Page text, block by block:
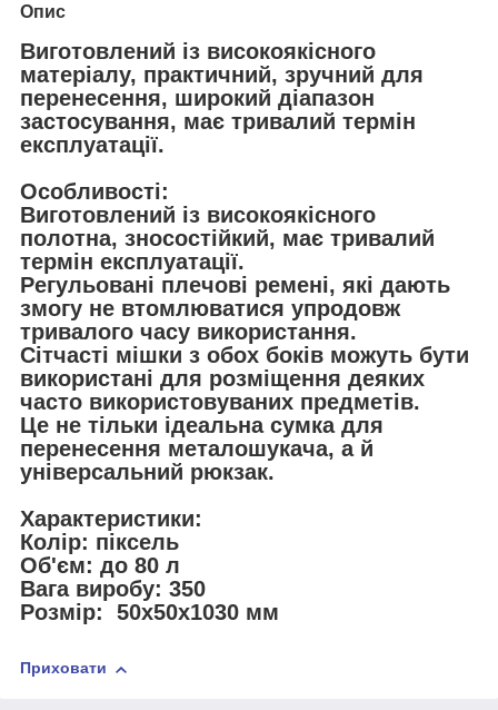
Опис
Виготовлений із високоякісного
матеріалу, практичний, зручний для
перенесення, широкий діапазон
застосування, має тривалий термін
експлуатації.
Особливості:
Виготовлений із високоякісного
полотна, зносостійкий, має тривалий
термін експлуатації.
Регульовані плечові ремені, які дають
змогу не втомлюватися упродовж
тривалого часу використання.
Сітчасті мішки з обох боків можуть бути
використані для розміщення деяких
часто використовуваних предметів.
Це не тільки ідеальна сумка для
перенесення металошукача, а й
універсальний рюкзак.
Характеристики:
Колір: піксель
Об'єм: до 80 л
Вага виробу: 350
Розмір:
50x50x1030 мм
Приховати